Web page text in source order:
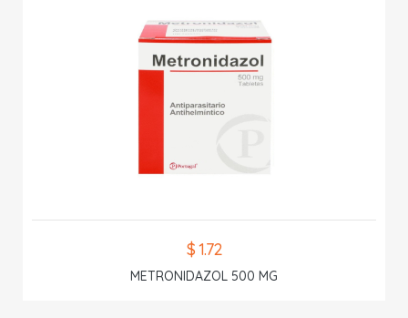
$ 1.72
METRONIDAZOL 500 MG